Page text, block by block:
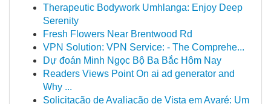
Therapeutic Bodywork Umhlanga: Enjoy Deep
Serenity
Fresh Flowers Near Brentwood Rd
VPN Solution: VPN Service: - The Comprehe...
Dự đoán Minh Ngọc Bộ Ba Bắc Hôm Nay
Readers Views Point On ai ad generator and
Why ...
Solicitação de Avaliação de Vista em Avaré: Um